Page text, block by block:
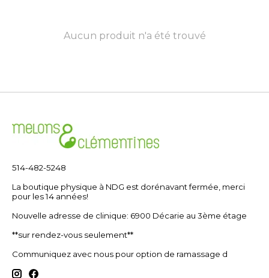
Aucun produit n'a été trouvé
514-482-5248
La boutique physique à NDG est dorénavant fermée, merci
pour les 14 années!
Nouvelle adresse de clinique: 6900 Décarie au 3ème étage
**sur rendez-vous seulement**
Communiquez avec nous pour option de ramassage d